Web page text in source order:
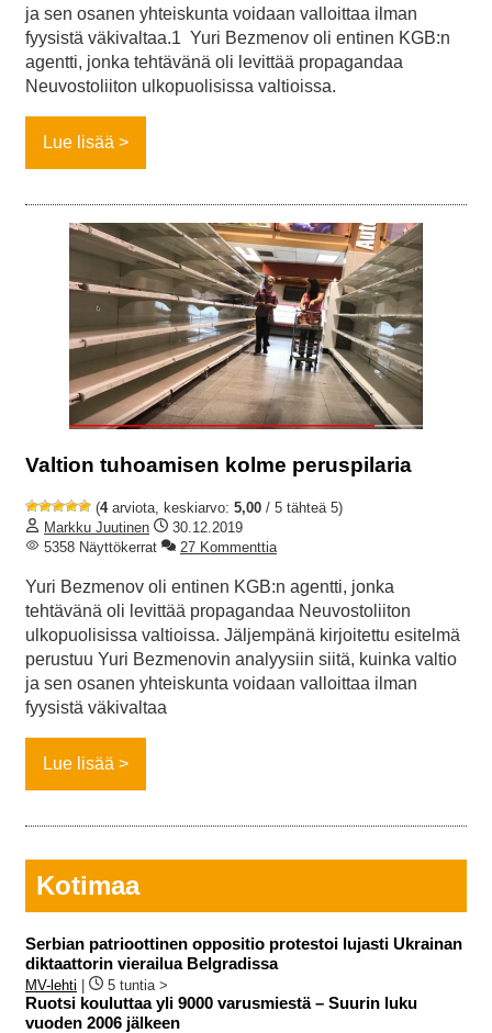
ja sen osanen yhteiskunta voidaan valloittaa ilman
fyysistä väkivaltaa.1 Yuri Bezmenov oli entinen KGB:n
agentti, jonka tehtävänä oli levittää propagandaa
Neuvostoliiton ulkopuolisissa valtioissa.
Lue lisää
Valtion tuhoamisen kolme peruspilaria
(4arviota, keskiarvo: 5,00 / 5 tähteä 5)
Markku Juutinen
30.12.2019
5358 Näyttökerrat
27 Kommenttia
Yuri Bezmenov oli entinen KGB:n agentti, jonka
tehtävänä oli levittää propagandaa Neuvostoliiton
ulkopuolisissa valtioissa. Jäljempänä kirjoitettu esitelmä
perustuu Yuri Bezmenovin analyysiin siitä, kuinka valtio
ja sen osanen yhteiskunta voidaan valloittaa ilman
fyysistä väkivaltaa
Lue lisää
Kotimaa
Serbian patrioottinen oppositio protestoi lujasti Ukrainan
diktaattorin vierailua Belgradissa
MV-lehti | 5 tuntia >
Ruotsi kouluttaa yli 9000 varusmiestä – Suurin luku
vuoden 2006 jälkeen